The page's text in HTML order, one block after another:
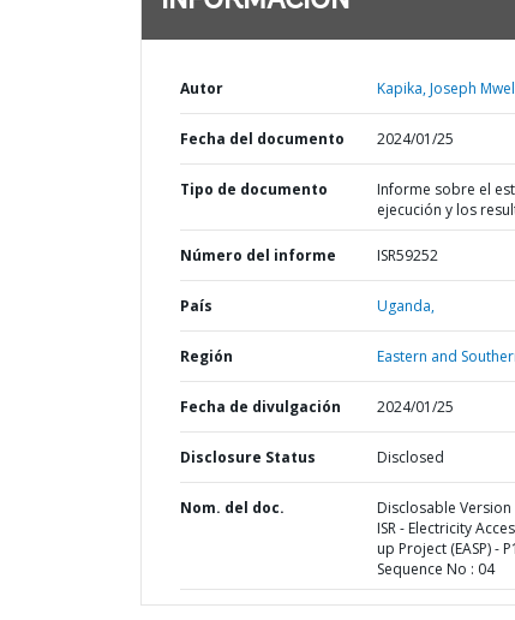
Autor Kapika, Joseph
Fecha del documento 2024/01/25
Tipo de documento
Informe sobre el
ejecución y los
Número del informe ISR59252
País Uganda,
Región Eastern and
Fecha de divulgación 2024/01/25
Disclosure Status Disclosed
Nom. del doc.
Disclosable
ISR - Electricity
up Project (EASP) -
Sequence No : 04